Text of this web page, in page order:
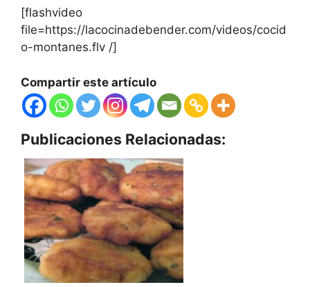
[flashvideo
file=https://lacocinadebender.com/videos/cocid
o-montanes.flv /]
Compartir este artículo
Publicaciones Relacionadas: